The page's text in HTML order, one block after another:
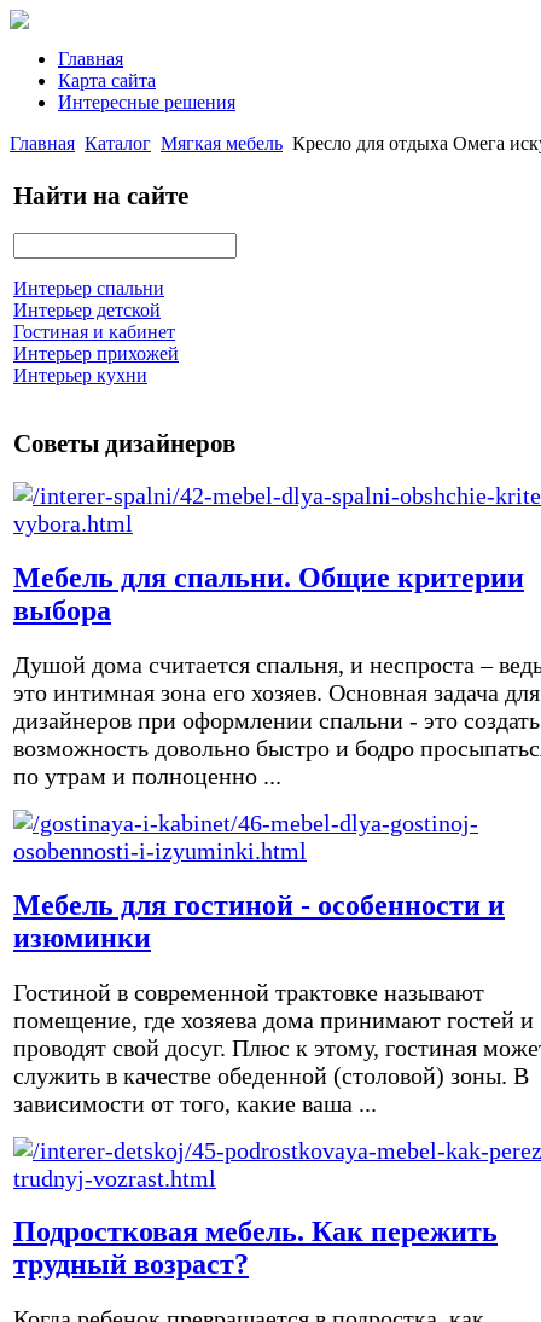
Главная
Карта сайта
Интересные решения
Главная Каталог Мягкая мебель Кресло для отдыха Омега
Найти на сайте
Интерьер спальни
Интерьер детской
Гостиная и кабинет
Интерьер прихожей
Интерьер кухни
Советы дизайнеров
Мебель для спальни. Общие критерии
выбора
Душой дома считается спальня, и неспроста –
это интимная зона его хозяев. Основная задача для
дизайнеров при оформлении спальни - это создать
возможность довольно быстро и бодро
по утрам и полноценно ...
Мебель для гостиной - особенности и
изюминки
Гостиной в современной трактовке называют
помещение, где хозяева дома принимают гостей и
проводят свой досуг. Плюс к этому, гостиная
служить в качестве обеденной (столовой) зоны. В
зависимости от того, какие ваша ...
Подростковая мебель. Как пережить
трудный возраст?